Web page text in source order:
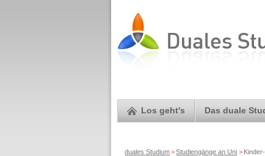
Los geht's Das duale
duales Studium> Studiengänge an Uni >